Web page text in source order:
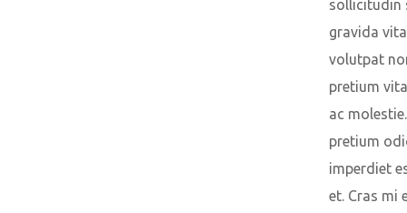
sollicitudin
gravida
volutpat
pretium
ac
pretium
imperdiet
et. Cras mi